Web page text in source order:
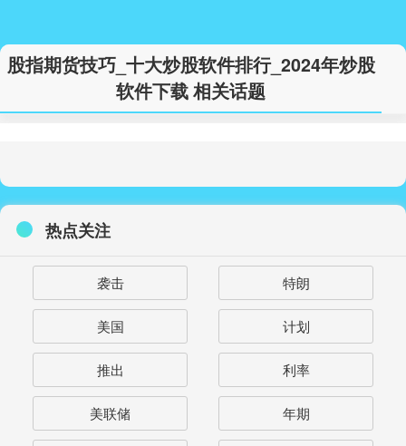
股指期货技巧_十大炒股软件排行_2024年炒股
软件下载 相关话题
热点关注
袭击 特朗
美国 计划
推出 利率
美联储 年期